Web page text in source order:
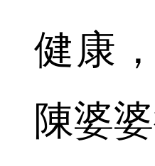
健康
陳婆